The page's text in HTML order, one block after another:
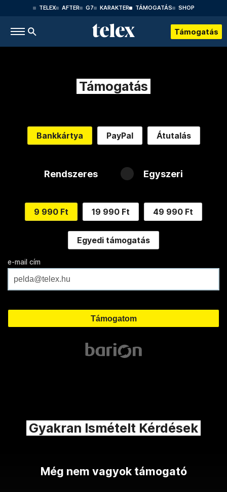
TELEX AFTER G7 KARAKTER TÁMOGATÁS SHOP
Támogatás
Támogatás
Bankkártya PayPal Átutalás
Rendszeres Egyszeri
9 990 Ft 19 990 Ft 49 990 Ft
Egyedi támogatás
e-mail cím
Gyakran Ismételt Kérdések
Még nem vagyok támogató